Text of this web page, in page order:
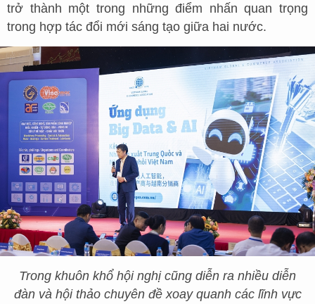
trở thành một trong những điểm nhấn quan trọng
trong hợp tác đổi mới sáng tạo giữa hai nước.
Trong khuôn khổ hội nghị cũng diễn ra nhiều diễn
đàn và hội thảo chuyên đề xoay quanh các lĩnh vực